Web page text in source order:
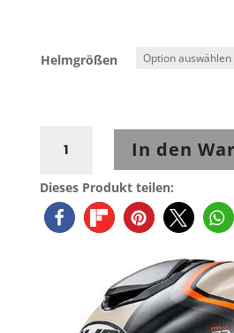
Dieses Produkt teilen:
Helmgrößen
RPHA
Ernem
MC7SF
Matt
In den